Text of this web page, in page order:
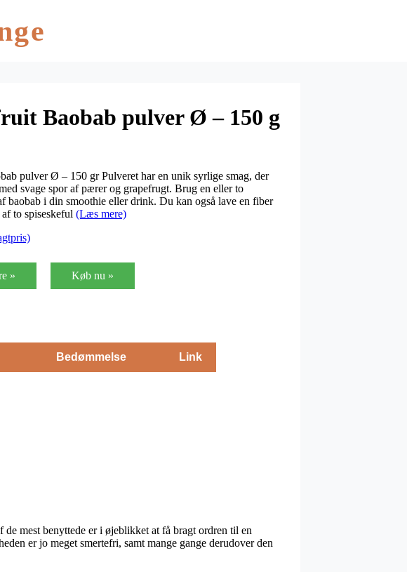
Baobab pulver Ø – 150 g
pulver Ø – 150 gr Pulveret har en unik syrlige smag, der
svage spor af pærer og grapefrugt. Brug en eller to
baobab i din smoothie eller drink. Du kan også lave en fiber
to spiseskeful (Læs mere)
» Køb nu »
Bedømmelse Link
mest benyttede er i øjeblikket at få bragt ordren til en
er jo meget smertefri, samt mange gange derudover den